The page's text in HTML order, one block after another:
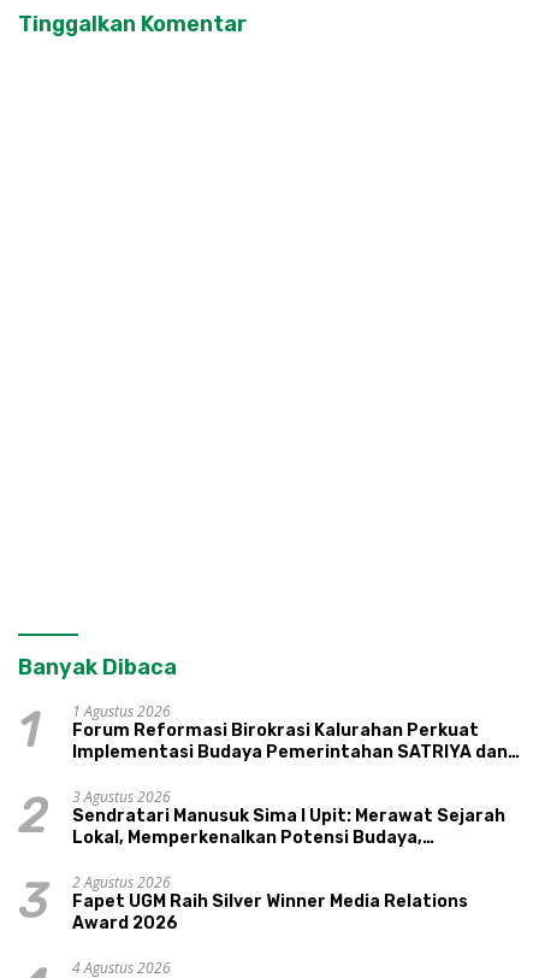
Tinggalkan Komentar
Banyak Dibaca
1
1 Agustus 2026
Forum Reformasi Birokrasi Kalurahan Perkuat
Implementasi Budaya Pemerintahan SATRIYA dan
2
3 Agustus 2026
Sendratari Manusuk Sima I Upit: Merawat Sejarah
Lokal, Memperkenalkan Potensi Budaya,
3
2 Agustus 2026
Fapet UGM Raih Silver Winner Media Relations
Award 2026
4 Agustus 2026